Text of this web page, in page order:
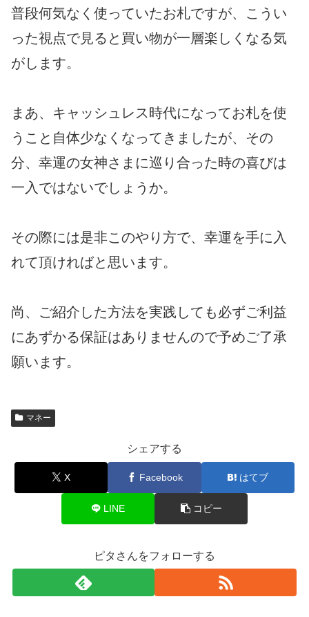
普段何気なく使っていたお札ですが、こうい
った視点で見ると買い物が一層楽しくなる気
がします。
まあ、キャッシュレス時代になってお札を使
うこと自体少なくなってきましたが、その
分、幸運の女神さまに巡り合った時の喜びは
一入ではないでしょうか。
その際には是非このやり方で、幸運を手に入
れて頂ければと思います。
尚、ご紹介した方法を実践しても必ずご利益
にあずかる保証はありませんので予めご了承
願います。
マネー
シェアする
X Facebook はてブ
LINE コピー
ピタさんをフォローする